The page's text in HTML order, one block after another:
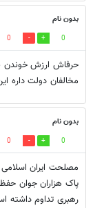
بدون نام
0
0
حرفاش ارزش خوندن
مخالفان دولت داره
بدون نام
0
0
مصلحت ایران
پاک هزاران جوان
رهبری تداوم داشته